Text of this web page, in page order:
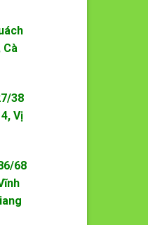
Cà
38
Vị
68